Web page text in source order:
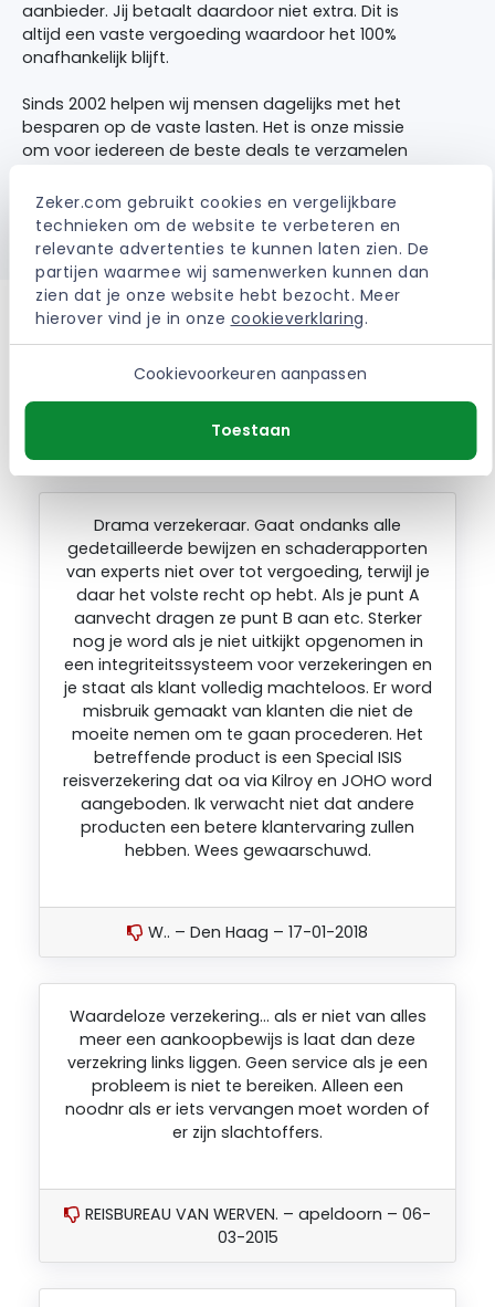
Zeker.com gebruikt cookies en vergelijkbare
technieken om de website te verbeteren en
relevante advertenties te kunnen laten zien. De
partijen waarmee wij samenwerken kunnen dan
zien dat je onze website hebt bezocht. Meer
hierover vind je in onze cookieverklaring.
Cookievoorkeuren aanpassen
Toestaan
aanbieder. Jij betaalt daardoor niet extra. Dit is
altijd een vaste vergoeding waardoor het 100%
onafhankelijk blijft.
Sinds 2002 helpen wij mensen dagelijks met het
besparen op de vaste lasten. Het is onze missie
om voor iedereen de beste deals te verzamelen
> Meer over Zeker.com
Ervaringen met de De
Goudse Reisverzekering
Drama verzekeraar. Gaat ondanks alle
gedetailleerde bewijzen en schaderapporten
van experts niet over tot vergoeding, terwijl je
daar het volste recht op hebt. Als je punt A
aanvecht dragen ze punt B aan etc. Sterker
nog je word als je niet uitkijkt opgenomen in
een integriteitssysteem voor verzekeringen en
je staat als klant volledig machteloos. Er word
misbruik gemaakt van klanten die niet de
moeite nemen om te gaan procederen. Het
betreffende product is een Special ISIS
reisverzekering dat oa via Kilroy en JOHO word
aangeboden. Ik verwacht niet dat andere
producten een betere klantervaring zullen
hebben. Wees gewaarschuwd.
W.. – Den Haag – 17-01-2018
Waardeloze verzekering… als er niet van alles
meer een aankoopbewijs is laat dan deze
verzekring links liggen. Geen service als je een
probleem is niet te bereiken. Alleen een
noodnr als er iets vervangen moet worden of
er zijn slachtoffers.
REISBUREAU VAN WERVEN. – apeldoorn – 06-
03-2015